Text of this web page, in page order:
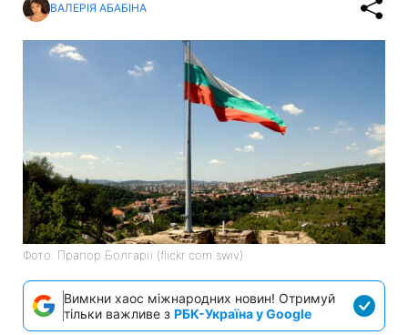
ВАЛЕРІЯ АБАБІНА
Фото: Прапор Болгарії (flickr com swiv)
Вимкни хаос міжнародних новин! Отримуй
тільки важливе з РБК-Україна у Google